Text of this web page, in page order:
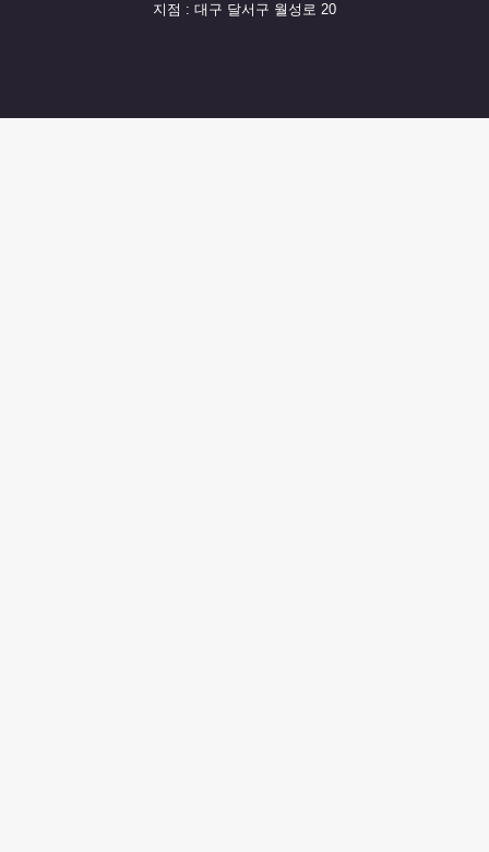
지점 : 대구 달서구 월성로 20